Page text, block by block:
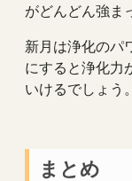
がどんどん強ま
新月は浄化のパ
にすると浄化力
いけるでしょう。
まとめ